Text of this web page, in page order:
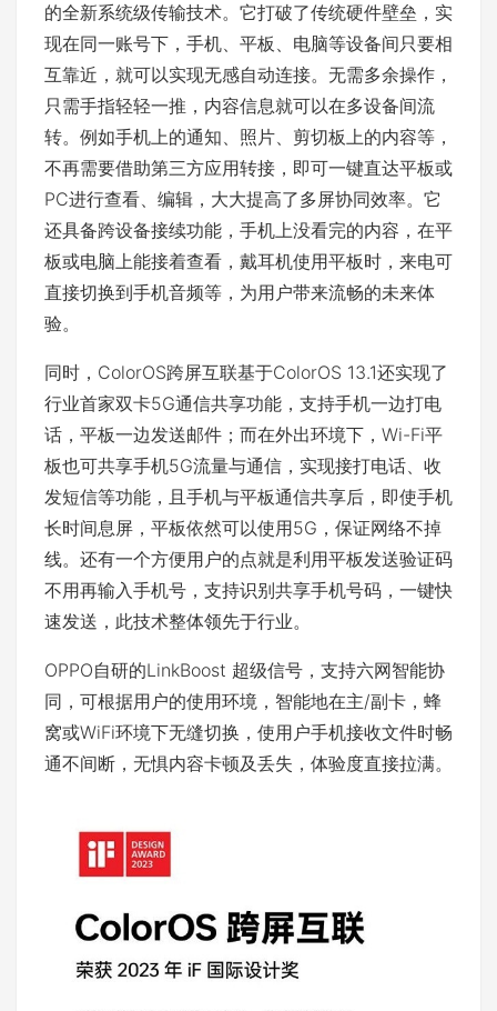
的全新系统级传输技术。它打破了传统硬件壁垒，实
现在同一账号下，手机、平板、电脑等设备间只要相
互靠近，就可以实现无感自动连接。无需多余操作，
只需手指轻轻一推，内容信息就可以在多设备间流
转。例如手机上的通知、照片、剪切板上的内容等，
不再需要借助第三方应用转接，即可一键直达平板或
PC进行查看、编辑，大大提高了多屏协同效率。它
还具备跨设备接续功能，手机上没看完的内容，在平
板或电脑上能接着查看，戴耳机使用平板时，来电可
直接切换到手机音频等，为用户带来流畅的未来体
验。
同时，ColorOS跨屏互联基于ColorOS 13.1还实现了
行业首家双卡5G通信共享功能，支持手机一边打电
话，平板一边发送邮件；而在外出环境下，Wi-Fi平
板也可共享手机5G流量与通信，实现接打电话、收
发短信等功能，且手机与平板通信共享后，即使手机
长时间息屏，平板依然可以使用5G，保证网络不掉
线。还有一个方便用户的点就是利用平板发送验证码
不用再输入手机号，支持识别共享手机号码，一键快
速发送，此技术整体领先于行业。
OPPO自研的LinkBoost 超级信号，支持六网智能协
同，可根据用户的使用环境，智能地在主/副卡，蜂
窝或WiFi环境下无缝切换，使用户手机接收文件时畅
通不间断，无惧内容卡顿及丢失，体验度直接拉满。